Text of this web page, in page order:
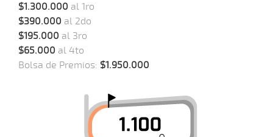
$1.300.000 al 1ro
$390.000 al 2do
$195.000 al 3ro
$65.000 al 4to
Bolsa de Premios: $1.950.000